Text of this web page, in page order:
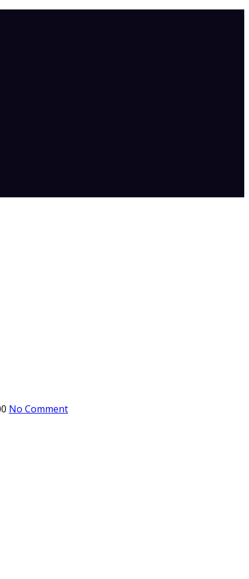
No Comment